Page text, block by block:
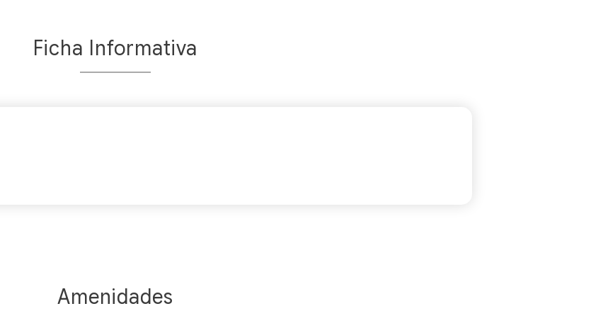
Ficha Informativa
Amenidades